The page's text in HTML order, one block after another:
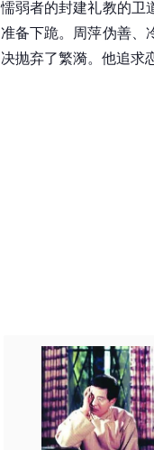
懦弱者的封建礼教的卫
准备下跪。周萍伪善、
决抛弃了繁漪。他追求